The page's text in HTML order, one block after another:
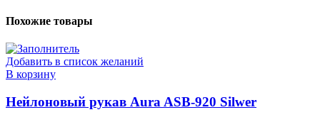
Похожие товары
Добавить в список желаний
В корзину
Нейлоновый рукав Aura ASB-920 Silwer